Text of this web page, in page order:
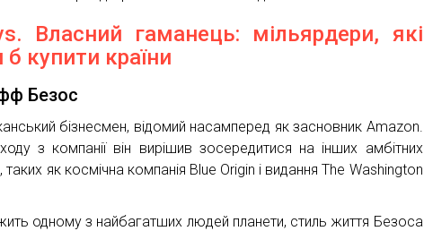
Власний гаманець: мільярдери, які
купити країни
Безос
бізнесмен, відомий насамперед як засновник Amazon.
з компанії він вирішив зосередитися на інших амбітних
таких як космічна компанія Blue Origin і видання The Washington
одному з найбагатших людей планети, стиль життя Безоса